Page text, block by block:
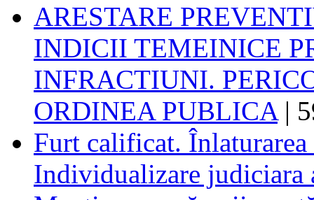
ARESTARE
INDICII TEMEINICE
INFRACTIUNI.
ORDINEA PUBLICA |
Furt calificat.
Individualizare judiciara